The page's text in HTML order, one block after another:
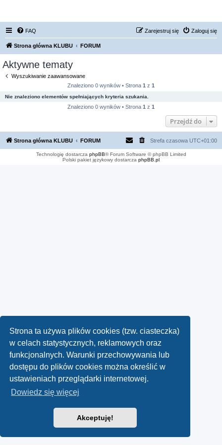
Strona ta używa plików cookies (tzw. ciasteczka)
w celach statystycznych, reklamowych oraz
funkcjonalnych. Warunki przechowywania lub
dostępu do plików cookies można określić w
ustawieniach przeglądarki internetowej.
Dowiedz się więcej
Akceptuję!
FAQ Zaloguj się
Zarejestruj się
Strona główna KLUBU FORUM
Aktywne tematy
Wyszukiwanie zaawansowane
Znaleziono 0 wyników • Strona 1 z 1
Nie znaleziono elementów spełniających kryteria szukania.
Znaleziono 0 wyników • Strona 1 z 1
Przejdź do
Strona główna KLUBU FORUM Strefa czasowa UTC+01:00
Technologię dostarcza phpBB® Forum Software © phpBB Limited
Polski pakiet językowy dostarcza phpBB.pl